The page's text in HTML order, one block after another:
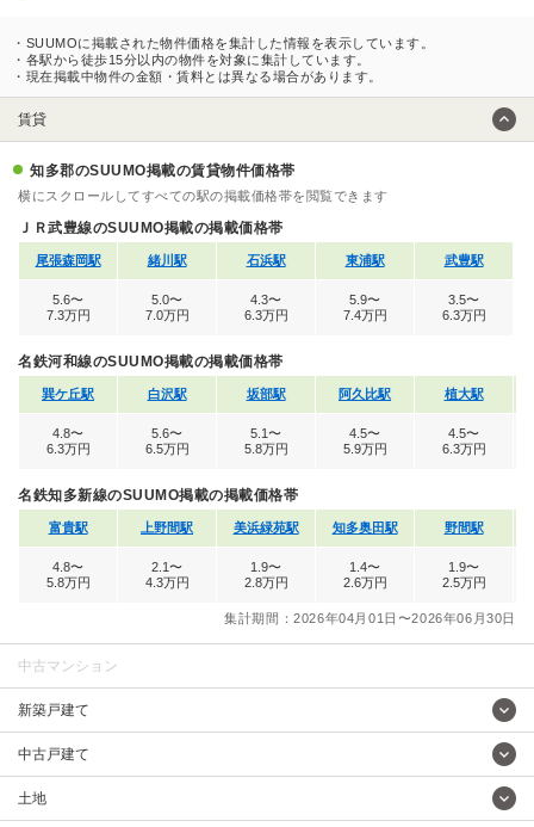
・SUUMOに掲載された物件価格を集計した情報を表示しています。
・各駅から徒歩15分以内の物件を対象に集計しています。
・現在掲載中物件の金額・賃料とは異なる場合があります。
賃貸
知多郡のSUUMO掲載の賃貸物件価格帯
横にスクロールしてすべての駅の掲載価格帯を閲覧できます
ＪＲ武豊線のSUUMO掲載の掲載価格帯
尾張森岡駅 緒川駅 石浜駅 東浦駅 武豊駅
5.6〜
7.3万円
5.0〜
7.0万円
4.3〜
6.3万円
5.9〜
7.4万円
3.5〜
6.3万円
名鉄河和線のSUUMO掲載の掲載価格帯
巽ケ丘駅 白沢駅 坂部駅 阿久比駅 植大駅
4.8〜
6.3万円
5.6〜
6.5万円
5.1〜
5.8万円
4.5〜
5.9万円
4.5〜
6.3万円
名鉄知多新線のSUUMO掲載の掲載価格帯
富貴駅 上野間駅 美浜緑苑駅 知多奥田駅 野間駅
4.8〜
5.8万円
2.1〜
4.3万円
1.9〜
2.8万円
1.4〜
2.6万円
1.9〜
2.5万円
集計期間：2026年04月01日〜2026年06月30日
中古マンション
新築戸建て
中古戸建て
土地